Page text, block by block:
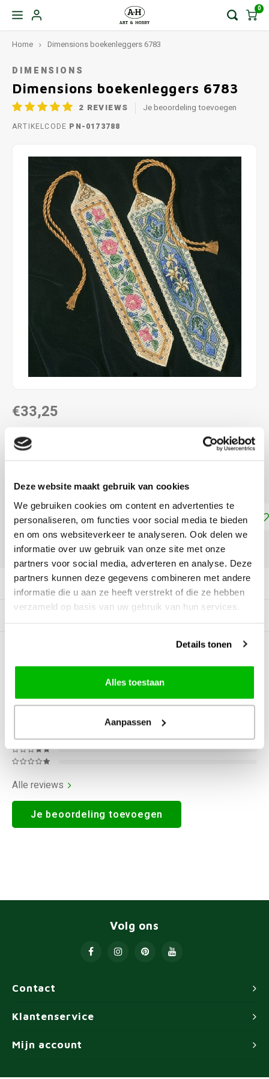
Deze website maakt gebruik van cookies
We gebruiken cookies om content en advertenties te
personaliseren, om functies voor social media te bieden
en om ons websiteverkeer te analyseren. Ook delen we
informatie over uw gebruik van onze site met onze
partners voor social media, adverteren en analyse. Deze
partners kunnen deze gegevens combineren met andere
informatie die u aan ze heeft verstrekt of die ze hebben
verzameld op basis van uw gebruik van hun services.
Details tonen
Alles toestaan
Aanpassen
0
Home Dimensions boekenleggers 6783
DIMENSIONS
Dimensions boekenleggers 6783
2 REVIEWS Je beoordeling toevoegen
ARTIKELCODE PN-0173788
€33,25
DIRECT LEVERBAAR
meer
Toevoegen aan winkelwagen
DELEN:
Productomschrijving
Gerelateerde producten
BEOORDELINGEN
Alle reviews
Je beoordeling toevoegen
Contact
Volg ons
Klantenservice
Mijn account